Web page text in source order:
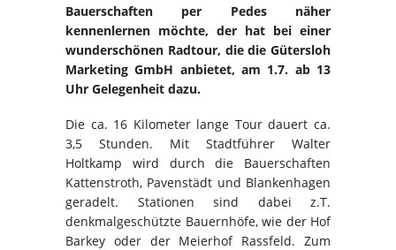
Bauerschaften per Pedes näher
kennenlernen möchte, der hat bei einer
wunderschönen Radtour, die die Gütersloh
Marketing GmbH anbietet, am 1.7. ab 13
Uhr Gelegenheit dazu.
Die ca. 16 Kilometer lange Tour dauert ca.
3,5 Stunden. Mit Stadtführer Walter
Holtkamp wird durch die Bauerschaften
Kattenstroth, Pavenstädt und Blankenhagen
geradelt. Stationen sind dabei z.T.
denkmalgeschützte Bauernhöfe, wie der Hof
Barkey oder der Meierhof Rassfeld. Zum